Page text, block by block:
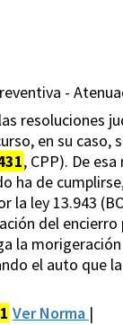
-
resoluciones
en su caso,
, CPP). De
ha de
ley 13.943
del
la
el auto que
Ver Norma |